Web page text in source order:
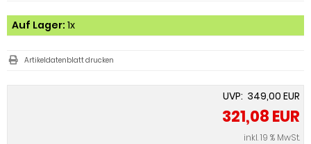
UVP: 349,00 EUR
321,08 EUR
inkl. 19 % MwSt.
Auf Lager: 1x
Artikeldatenblatt drucken